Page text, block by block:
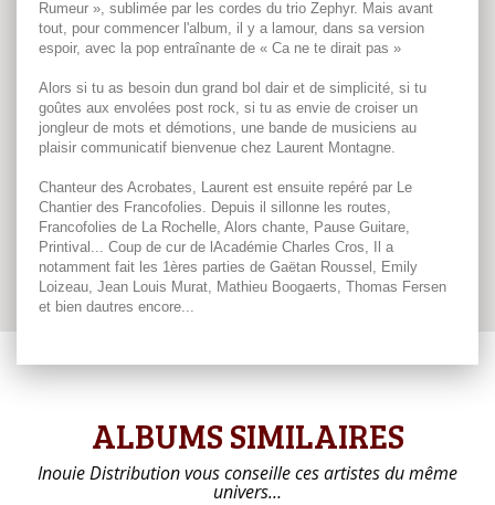
Rumeur », sublimée par les cordes du trio Zephyr. Mais avant
tout, pour commencer l'album, il y a lamour, dans sa version
espoir, avec la pop entraînante de « Ca ne te dirait pas »
Alors si tu as besoin dun grand bol dair et de simplicité, si tu
goûtes aux envolées post rock, si tu as envie de croiser un
jongleur de mots et démotions, une bande de musiciens au
plaisir communicatif bienvenue chez Laurent Montagne.
Chanteur des Acrobates, Laurent est ensuite repéré par Le
Chantier des Francofolies. Depuis il sillonne les routes,
Francofolies de La Rochelle, Alors chante, Pause Guitare,
Printival... Coup de cur de lAcadémie Charles Cros, Il a
notamment fait les 1ères parties de Gaëtan Roussel, Emily
Loizeau, Jean Louis Murat, Mathieu Boogaerts, Thomas Fersen
et bien dautres encore...
ALBUMS SIMILAIRES
Inouie Distribution vous conseille ces artistes du même
univers…